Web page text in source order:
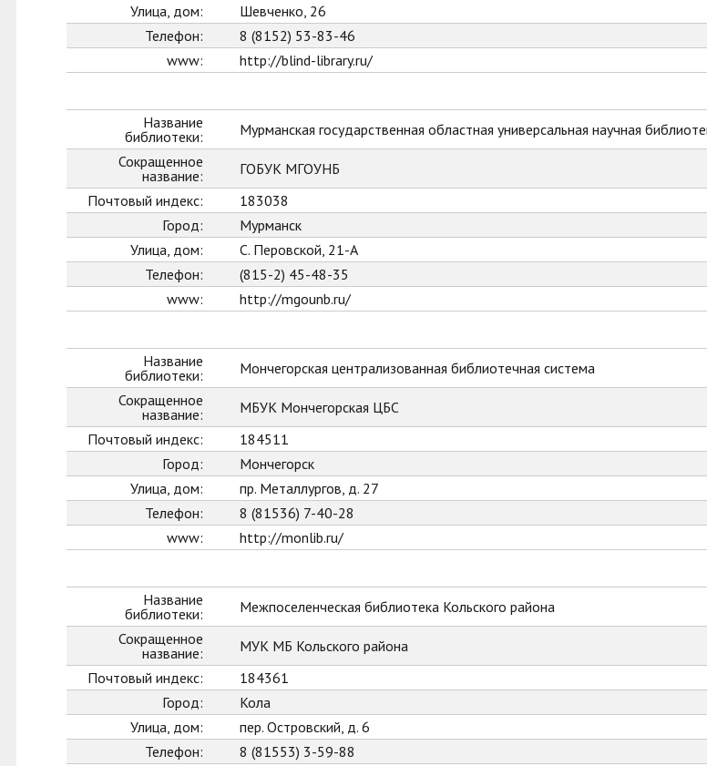
Улица, дом:
Шевченко, 26
Телефон:
8 (8152) 53-83-46
www:
http://blind-library.ru/
Название
библиотеки:
Мурманская государственная областная универсальная научная
Сокращенное
название:
ГОБУК МГОУНБ
Почтовый индекс:
183038
Город:
Мурманск
Улица, дом:
С. Перовской, 21-А
Телефон:
(815-2) 45-48-35
www:
http://mgounb.ru/
Название
библиотеки:
Мончегорская централизованная библиотечная система
Сокращенное
название:
МБУК Мончегорская ЦБС
Почтовый индекс:
184511
Город:
Мончегорск
Улица, дом:
пр. Металлургов, д. 27
Телефон:
8 (81536) 7-40-28
www:
http://monlib.ru/
Название
библиотеки:
Межпоселенческая библиотека Кольского района
Сокращенное
название:
МУК МБ Кольского района
Почтовый индекс:
184361
Город:
Кола
Улица, дом:
пер. Островский, д. 6
Телефон:
8 (81553) 3-59-88